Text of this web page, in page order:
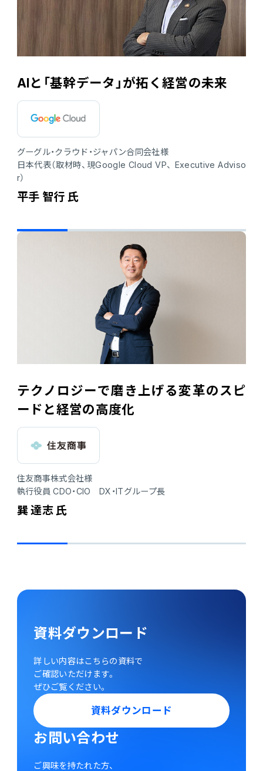
AIと「基幹データ」が拓く経営の未来
グーグル・クラウド・ジャパン合同会社様
日本代表（取材時、現Google Cloud VP、 Executive Adviso
r）
平手 智行 氏
テクノロジーで磨き上げる変革のスピ
ードと経営の高度化
住友商事株式会社様
執行役員 CDO・CIO DX・ITグループ長
巽 達志 氏
資料ダウンロード
詳しい内容はこちらの資料で
ご確認いただけます。
ぜひご覧ください。
資料ダウンロード
お問い合わせ
ご興味を持たれた方、